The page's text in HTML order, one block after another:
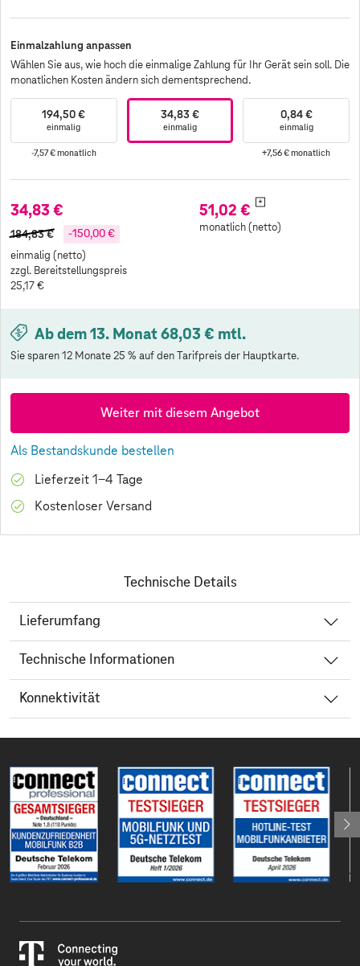
Einmalzahlung anpassen
Wählen Sie aus, wie hoch die einmalige Zahlung für Ihr Gerät sein soll. Die
monatlichen Kosten ändern sich dementsprechend.
194,50 €
einmalig
-7,57 €monatlich
34,83 €
einmalig
0,84 €
einmalig
+7,56 €monatlich
34,83 €
184,83 €
-150,00 €
einmalig (netto)
zzgl. Bereitstellungspreis
25,17 €
51,02 € *
monatlich (netto)
Ab dem 13. Monat 68,03 € mtl.
Sie sparen 12 Monate 25 % auf den Tarifpreis der Hauptkarte.
Weiter mit diesem Angebot
Als Bestandskunde bestellen
Lieferzeit 1-4 Tage
Kostenloser Versand
Technische Details
Lieferumfang
Technische Informationen
Konnektivität